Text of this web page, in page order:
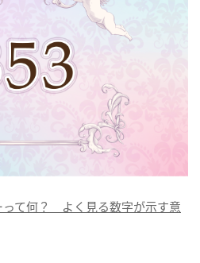
って何？ よく見る数字が示す意